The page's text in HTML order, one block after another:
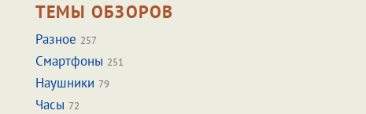
ТЕМЫ ОБЗОРОВ
Разное 257
Смартфоны 251
Наушники 79
Часы 72